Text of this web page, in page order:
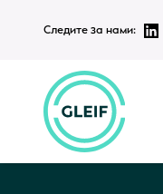
Следите за нами: